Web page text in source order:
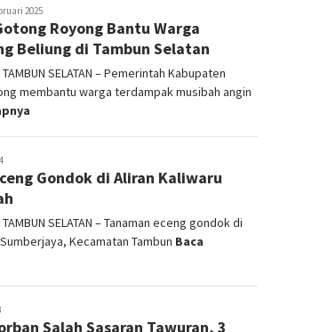
2025
Royong Bantu Warga
Beliung di Tambun Selatan
TAMBUN SELATAN – Pemerintah Kabupaten
membantu warga terdampak musibah angin
Gondok di Aliran Kaliwaru
TAMBUN SELATAN – Tanaman eceng gondok di
Kecamatan Tambun Baca
Salah Sasaran Tawuran, 3